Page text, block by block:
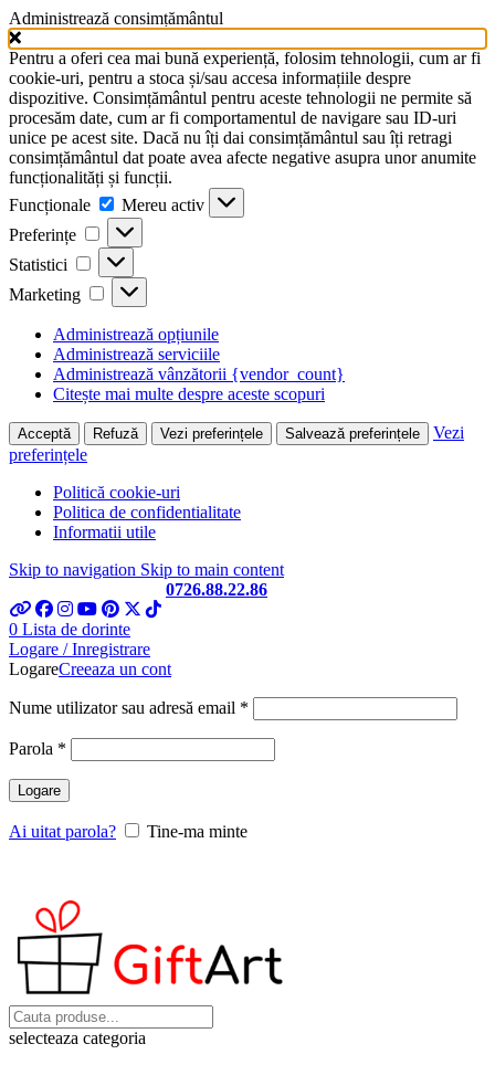
Administrează consimțământul
Pentru a oferi cea mai bună experiență, folosim tehnologii, cum ar fi
cookie-uri, pentru a stoca și/sau accesa informațiile despre
dispozitive. Consimțământul pentru aceste tehnologii ne permite să
procesăm date, cum ar fi comportamentul de navigare sau ID-uri
unice pe acest site. Dacă nu îți dai consimțământul sau îți retragi
consimțământul dat poate avea afecte negative asupra unor anumite
funcționalități și funcții.
Funcționale
Funcționale
Mereu activ
Preferințe
Preferințe
Statistici Statistici
Marketing Marketing
Administrează opțiunile
Administrează serviciile
Administrează vânzătorii {vendor_count}
Citește mai multe despre aceste scopuri
Acceptă Refuză Vezi preferințele Salvează preferințele
Vezi
preferințele
Politică cookie-uri
Politica de confidentialitate
Informatii utile
Skip to navigation Skip to main content
0726.88.22.86
0 Lista de dorinte
Logare / Inregistrare
LogareCreeaza un cont
Nume utilizator sau adresă email *
Parola *
Logare
Ai uitat parola? Tine-ma minte
selecteaza categoria